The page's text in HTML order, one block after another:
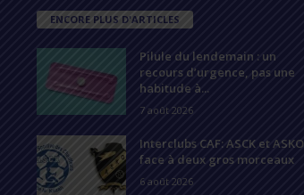
ENCORE PLUS D'ARTICLES
Pilule du lendemain : un
recours d’urgence, pas une
habitude à...
7 août 2026
Interclubs CAF: ASCK et ASKO
face à deux gros morceaux
6 août 2026